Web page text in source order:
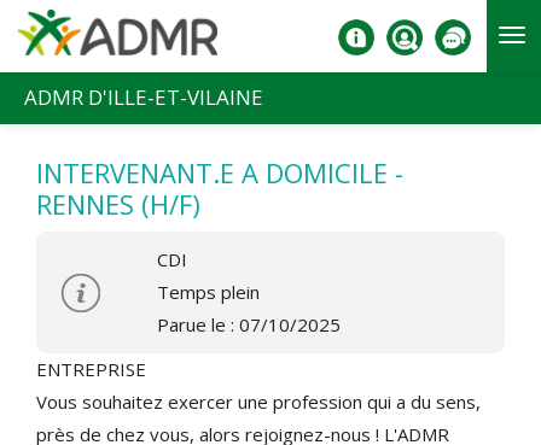
Aller au contenu principal
ADMR D'ILLE-ET-VILAINE
INTERVENANT.E A DOMICILE -
RENNES (H/F)
CDI
Temps plein
Parue le : 07/10/2025
ENTREPRISE
Vous souhaitez exercer une profession qui a du sens,
près de chez vous, alors rejoignez-nous ! L'ADMR